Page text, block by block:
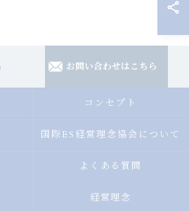
お問い合わせはこちら
コンセプト
国際ES経営理念協会について
よくある質問
経営理念